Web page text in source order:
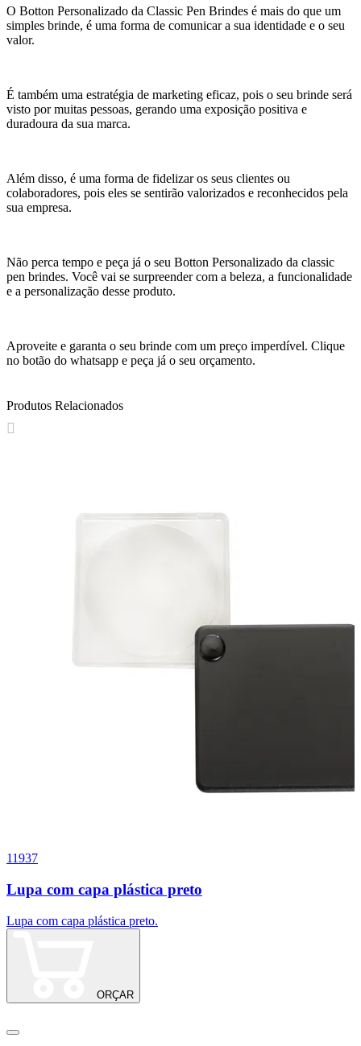
O Botton Personalizado da Classic Pen Brindes é mais do que um
simples brinde, é uma forma de comunicar a sua identidade e o seu
valor.
É também uma estratégia de marketing eficaz, pois o seu brinde será
visto por muitas pessoas, gerando uma exposição positiva e
duradoura da sua marca.
Além disso, é uma forma de fidelizar os seus clientes ou
colaboradores, pois eles se sentirão valorizados e reconhecidos pela
sua empresa.
Não perca tempo e peça já o seu Botton Personalizado da classic
pen brindes. Você vai se surpreender com a beleza, a funcionalidade
e a personalização desse produto.
Aproveite e garanta o seu brinde com um preço imperdível. Clique
no botão do whatsapp e peça já o seu orçamento.
Produtos Relacionados
11937
Lupa com capa plástica preto
Lupa com capa plástica preto.
ORÇAR